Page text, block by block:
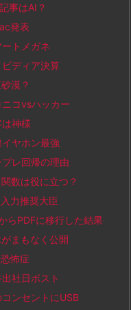
事はAI？
発表
トメガネ
ディア決算
漠？
コvsハッカー
神様
ヤホン最強
レ回帰の理由
数は役に立つ？
力推奨大臣
PDFに移行した結果
まもなく公開
怖症
社日ポスト
ンセントにUSB